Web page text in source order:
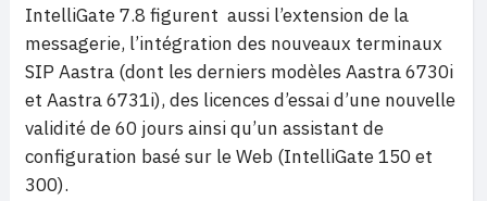
IntelliGate 7.8 figurent aussi l’extension de la
messagerie, l’intégration des nouveaux terminaux
SIP Aastra (dont les derniers modèles Aastra 6730i
et Aastra 6731i), des licences d’essai d’une nouvelle
validité de 60 jours ainsi qu’un assistant de
configuration basé sur le Web (IntelliGate 150 et
300).